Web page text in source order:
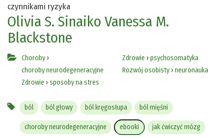
czynnikami ryzyka
Olivia S. Sinaiko Vanessa M.
Blackstone
Choroby ›
choroby neurodegeneracyjne
Zdrowie › sposoby na stres
Zdrowie › psychosomatyka
Rozwój osobisty› neuronauka
ból ból głowy ból kręgosłupa ból mięśni
choroby neurodegeneracyjne ebooki jak ćwiczyć mózg